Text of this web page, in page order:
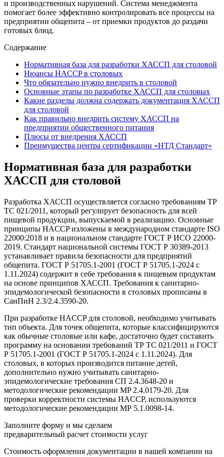
и производственных нарушений. Система менеджмента
помогает более эффективно контролировать все процессы на
предприятии общепита – от приемки продуктов до раздачи
готовых блюд.
Содержание
Нормативная база для разработки ХАССП для столовой
Нюансы HACCP в столовых
Что обязательно нужно внедрить в столовой
Основные этапы по разработке ХАССП для столовых
Какие разделы должна содержать документация ХАССП
для столовой
Как правильно внедрить систему ХАССП на
предприятии общественного питания
Плюсы от внедрения ХАССП
Преимущества центра сертификации «НТД Стандарт»
Нормативная база для разработки
ХАССП для столовой
Разработка ХАССП осуществляется согласно требованиям ТР
ТС 021/2011, который регулирует безопасность для всей
пищевой продукции, выпускаемой в реализацию. Основные
принципы HACCP изложены в международном стандарте ISO
22000:2018 и в национальном стандарте ГОСТ Р ИСО 22000-
2019. Стандарт национальной системы ГОСТ Р 30389-2013
устанавливает правила безопасности для предприятий
общепита. ГОСТ Р 51705.1-2001 (ГОСТ Р 51705.1-2024 с
1.11.2024) содержит в себе требования к пищевым продуктам
на основе принципов ХАССП. Требования к санитарно-
эпидемологической безопасности в столовых прописаны в
СанПиН 2.3/2.4.3590-20.
При разработке HACCP для столовой, необходимо учитывать
тип объекта. Для точек общепита, которые классифицируются
как обычные столовые или кафе, достаточно будет составить
программу на основании требований ТР ТС 021/2011 и ГОСТ
Р 51705.1-2001 (ГОСТ Р 51705.1-2024 с 1.11.2024). Для
столовых, в которых производится питание детей,
дополнительно нужно учитывать санитарно-
эпидемологические требования СП 2.4.3648-20 и
методологические рекомендации MP 2.4.0179-20. Для
проверки корректности системы HACCP, используются
методологические рекомендации МР 5.1.0098-14.
Заполните форму и мы сделаем
предварительный расчет стоимости услуг
Стоимость оформления документации в нашей компании на